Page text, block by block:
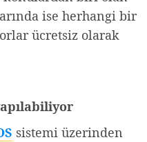
ise herhangi bir
ücretsiz olarak
sistemi üzerinden